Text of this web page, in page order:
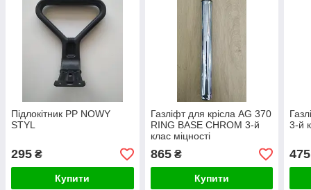
Підлокітник PP NOWY
STYL
295 ₴
Купити
Газліфт для крісла AG 370
RING BASE CHROM 3-й
клас міцності
865₴
Купити
3-й
475